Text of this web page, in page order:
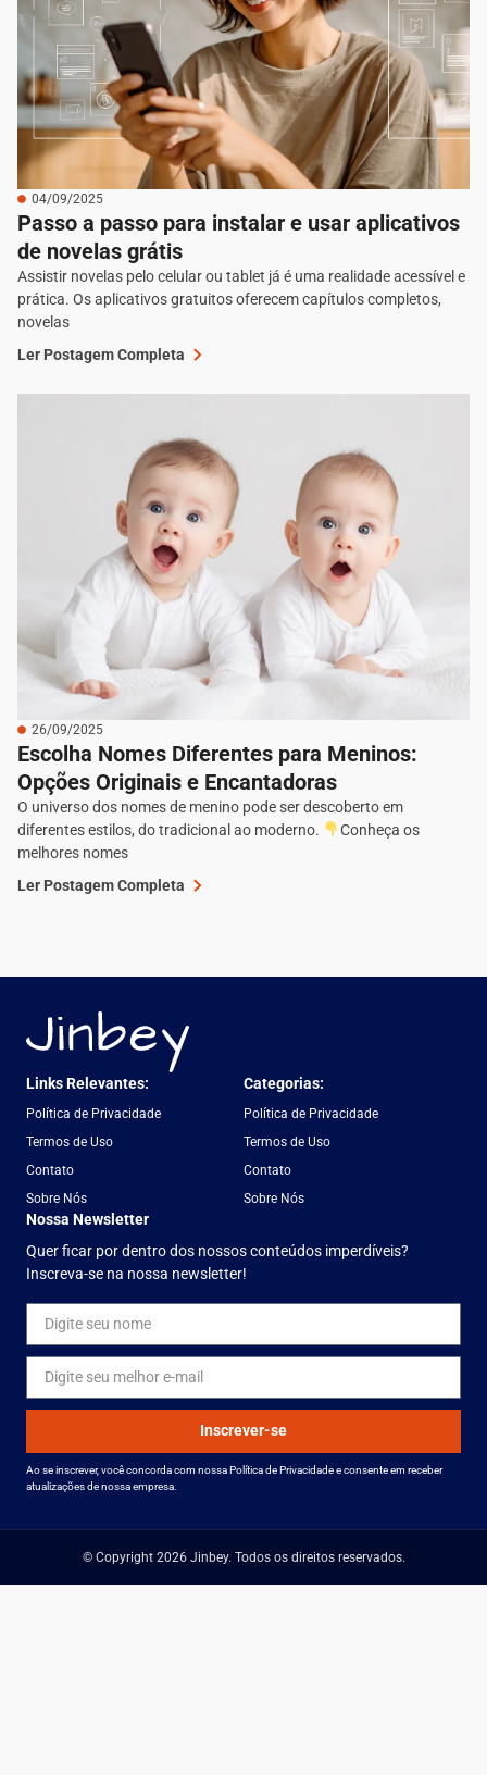
04/09/2025
Passo a passo para instalar e usar aplicativos
de novelas grátis
Assistir novelas pelo celular ou tablet já é uma realidade acessível e
prática. Os aplicativos gratuitos oferecem capítulos completos,
novelas
Ler Postagem Completa
26/09/2025
Escolha Nomes Diferentes para Meninos:
Opções Originais e Encantadoras
O universo dos nomes de menino pode ser descoberto em
diferentes estilos, do tradicional ao moderno.
Conheça os
melhores nomes
Ler Postagem Completa
Links Relevantes:
Política de Privacidade
Termos de Uso
Contato
Sobre Nós
Categorias:
Política de Privacidade
Termos de Uso
Contato
Sobre Nós
Nossa Newsletter
Quer ficar por dentro dos nossos conteúdos imperdíveis?
Inscreva-se na nossa newsletter!
Inscrever-se
Ao se inscrever, você concorda com nossa Política de Privacidade e consente em receber
atualizações de nossa empresa.
© Copyright 2026 Jinbey. Todos os direitos reservados.